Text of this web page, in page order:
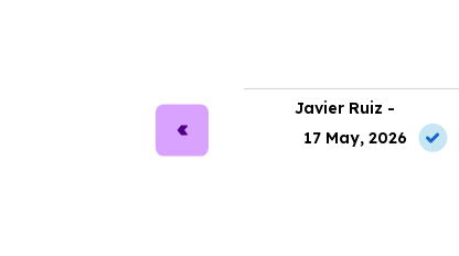
Javier Ruiz -
17 May, 2026